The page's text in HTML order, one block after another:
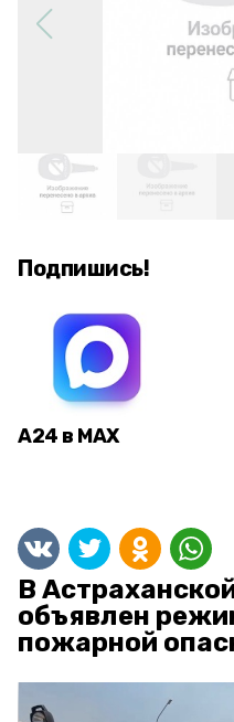
Подпишись!
А24 в MAX
В
объявлен
пожарной